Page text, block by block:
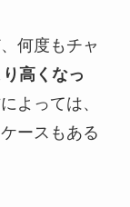
何度もチャ
高くなっ
よっては、
ースもある